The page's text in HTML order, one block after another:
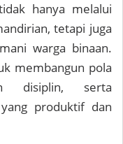
hanya melalui
tetapi juga
warga binaan.
membangun pola
disiplin, serta
produktif dan